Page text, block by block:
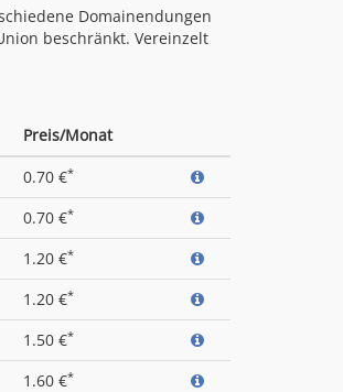
Domainendungen
beschränkt. Vereinzelt
Preis/Monat
0.70 €*
0.70 €*
1.20 €*
1.20 €*
1.50 €*
1.60 €*